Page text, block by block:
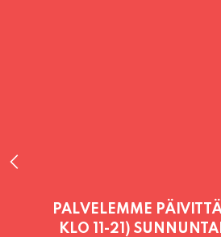
PALVELEMME
KLO 11-21)